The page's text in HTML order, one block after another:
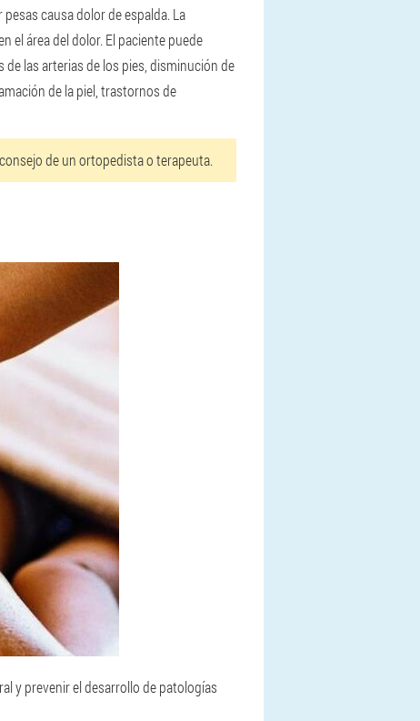
causa dolor de espalda. La
el área del dolor. El paciente puede
las arterias de los pies, disminución de
de la piel, trastornos de
de un ortopedista o terapeuta.
y prevenir el desarrollo de patologías